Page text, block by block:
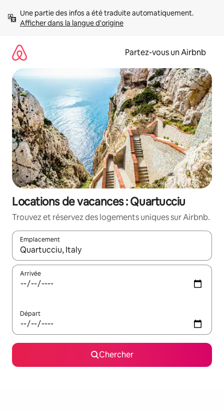
directement
Afficher dans la langue d'origine
Partez-vous un Airbnb
Locations de vacances : Quartucciu
Trouvez et réservez des logements uniques sur Airbnb.
Emplacement
Quand les résultats sont affichés, parcourez-les en utilisant
Arrivée
Départ
Chercher